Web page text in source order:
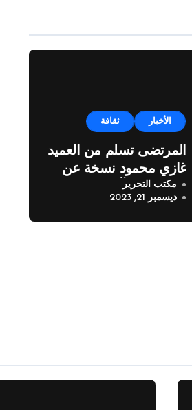
الأخبار ثقافة
المرتضى تسلم من العميد
غازي محمود نسخة عن
اطروحته “الآفاق المالية
والاقتصادية للثروة
النفطية”
مكتب التحرير
ديسمبر 21, 2023